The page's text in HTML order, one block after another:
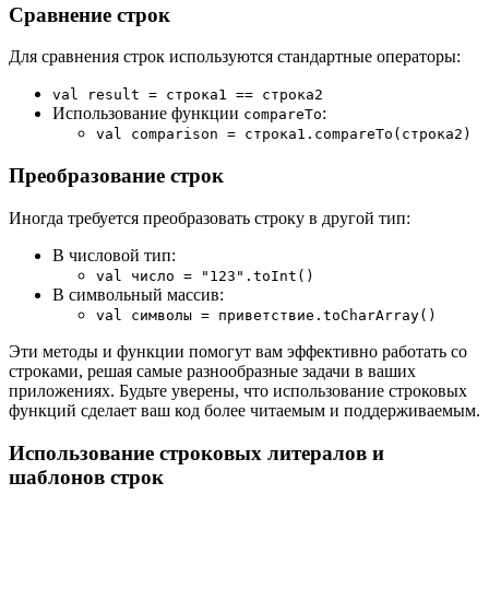
Сравнение строк
Для сравнения строк используются стандартные операторы:
val result = строка1 == строка2
Использование функции compareTo:
val comparison = строка1.compareTo(строка2)
Преобразование строк
Иногда требуется преобразовать строку в другой тип:
В числовой тип:
val число = "123".toInt()
В символьный массив:
val символы = приветствие.toCharArray()
Эти методы и функции помогут вам эффективно работать со
строками, решая самые разнообразные задачи в ваших
приложениях. Будьте уверены, что использование строковых
функций сделает ваш код более читаемым и поддерживаемым.
Использование строковых литералов и
шаблонов строк